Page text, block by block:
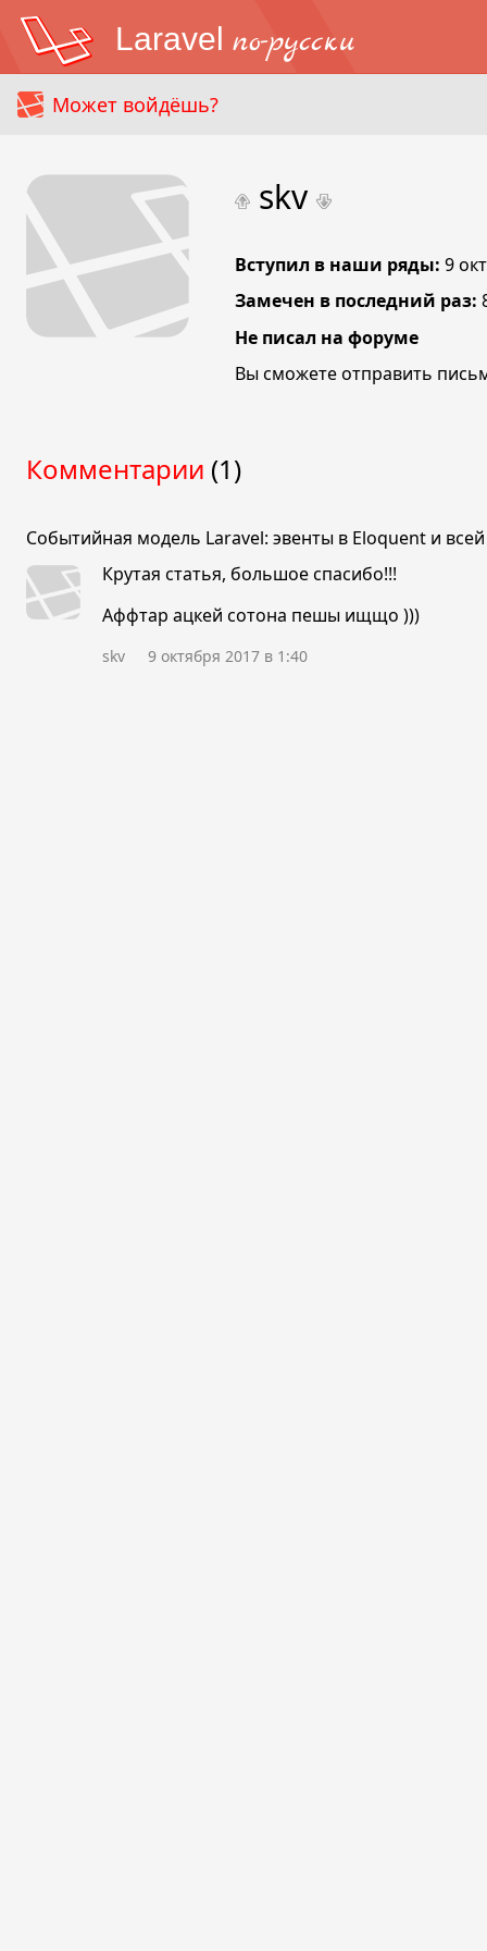
Laravel по-русски
Может войдёшь?
skv
Вступил в наши ряды: 9
Замечен в последний раз:
Не писал на форуме
Вы сможете отправить
Комментарии (1)
Событийная модель Laravel: эвенты в Eloquent и
Крутая статья, большое спасибо!!!
Аффтар ацкей сотона пешы ищщо )))
skv 9 октября 2017 в 1:40